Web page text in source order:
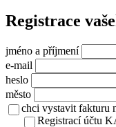
Registrace
jméno a příjmení
e-mail
heslo
město
chci vystavit fakturu
Registrací účtu